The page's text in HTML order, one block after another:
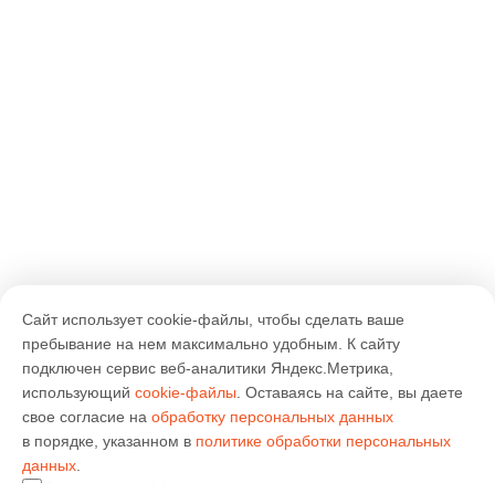
Сайт использует cookie-файлы, чтобы сделать ваше
пребывание на нем максимально удобным. К cайту
подключен сервис веб-аналитики Яндекс.Метрика,
использующий cookie-файлы . Оставаясь на сайте, вы даете
свое согласие на обработку персональных данных
в порядке, указанном в политике обработки персональных
данных